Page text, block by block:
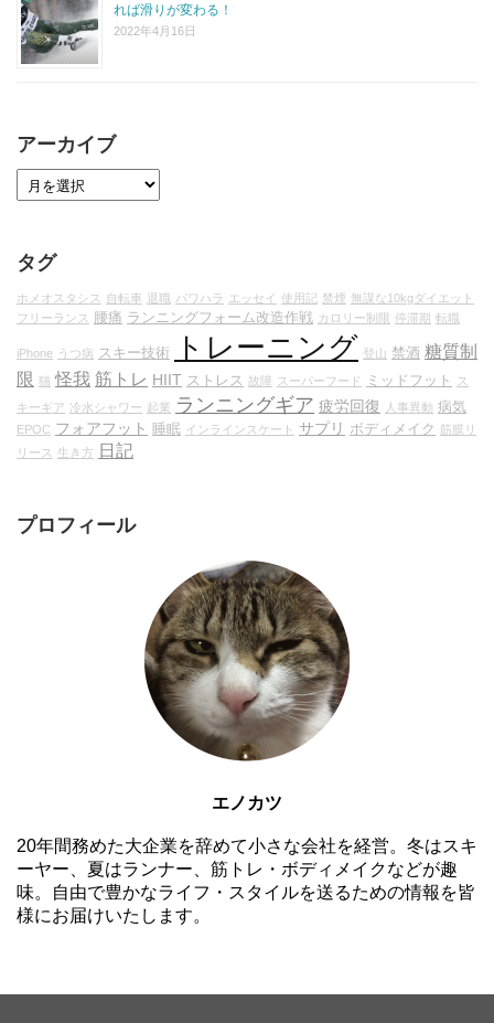
れば滑りが変わる！
2022年4月16日
アーカイブ
タグ
ホメオスタシス 自転車 退職 パワハラ エッセイ 使用記 禁煙 無謀な10kgダイエット
フリーランス
腰痛 ランニングフォーム改造作戦 カロリー制限 停滞期 転職
iPhone うつ病 スキー技術 トレーニング 登山 禁酒 糖質制
限 猫 怪我 筋トレ HIIT ストレス 故障 スーパーフード ミッドフット
ス
キーギア 冷水シャワー 起業 ランニングギア 疲労回復 人事異動 病気
EPOC フォアフット 睡眠 インラインスケート サプリ ボディメイク 筋膜リ
リース 生き方 日記
プロフィール
エノカツ
20年間務めた大企業を辞めて小さな会社を経営。冬はスキ
ーヤー、夏はランナー、筋トレ・ボディメイクなどが趣
味。自由で豊かなライフ・スタイルを送るための情報を皆
様にお届けいたします。